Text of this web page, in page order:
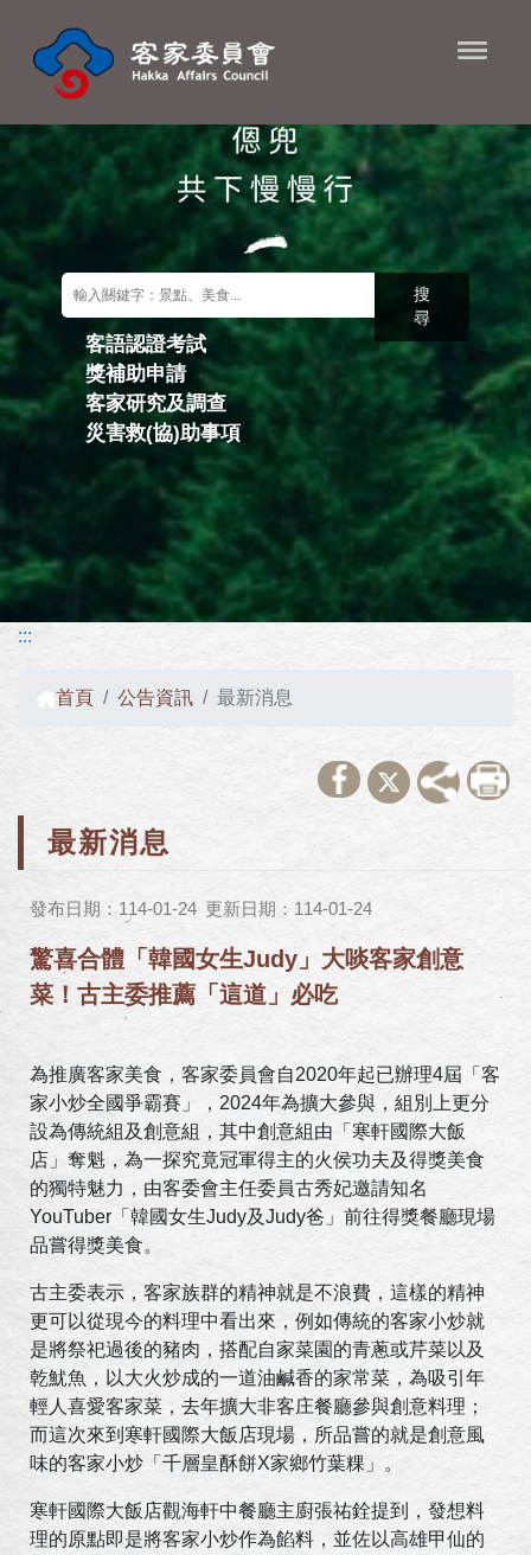
關鍵字搜尋
客語認證考試
獎補助申請
客家研究及調查
災害救(協)助事項
搜
尋
:::
首頁 公告資訊 最新消息
最新消息
發布日期：114-01-24 更新日期：114-01-24
驚喜合體「韓國女生Judy」大啖客家創意
菜！古主委推薦「這道」必吃
為推廣客家美食，客家委員會自2020年起已辦理4屆「客
家小炒全國爭霸賽」，2024年為擴大參與，組別上更分
設為傳統組及創意組，其中創意組由「寒軒國際大飯
店」奪魁，為一探究竟冠軍得主的火侯功夫及得獎美食
的獨特魅力，由客委會主任委員古秀妃邀請知名
YouTuber「韓國女生Judy及Judy爸」前往得獎餐廳現場
品嘗得獎美食。
古主委表示，客家族群的精神就是不浪費，這樣的精神
更可以從現今的料理中看出來，例如傳統的客家小炒就
是將祭祀過後的豬肉，搭配自家菜園的青蔥或芹菜以及
乾魷魚，以大火炒成的一道油鹹香的家常菜，為吸引年
輕人喜愛客家菜，去年擴大非客庄餐廳參與創意料理；
而這次來到寒軒國際大飯店現場，所品嘗的就是創意風
味的客家小炒「千層皇酥餅X家鄉竹葉粿」。
寒軒國際大飯店觀海軒中餐廳主廚張祐銓提到，發想料
理的原點即是將客家小炒作為餡料，並佐以高雄甲仙的